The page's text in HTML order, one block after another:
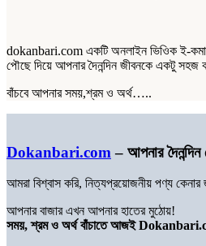
dokanbari.com একটি অনলাইন ভিওিক ই-
পৌছে দিয়ে আপনার দৈনন্দিন জীবনকে একটু সহজ
বাঁচবে আপনার সময়,শ্রম ও অর্থ…..
Dokanbari.com – আপনার
আমরা বিশ্বাস করি, নিত্যপ্রয়োজনীয় পণ্য
আপনার বাজার এখন আপনার হাতের মুঠোয়!
সময়, শ্রম ও অর্থ বাঁচাতে আজই